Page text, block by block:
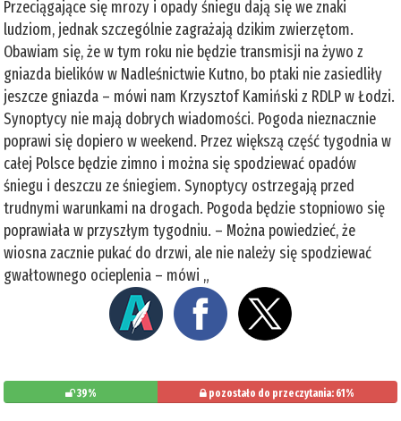
Przeciągające się mrozy i opady śniegu dają się we znaki
ludziom, jednak szczególnie zagrażają dzikim zwierzętom.
Obawiam się, że w tym roku nie będzie transmisji na żywo z
gniazda bielików w Nadleśnictwie Kutno, bo ptaki nie zasiedliły
jeszcze gniazda – mówi nam Krzysztof Kamiński z RDLP w Łodzi.
Synoptycy nie mają dobrych wiadomości. Pogoda nieznacznie
poprawi się dopiero w weekend. Przez większą część tygodnia w
całej Polsce będzie zimno i można się spodziewać opadów
śniegu i deszczu ze śniegiem. Synoptycy ostrzegają przed
trudnymi warunkami na drogach. Pogoda będzie stopniowo się
poprawiała w przyszłym tygodniu. – Można powiedzieć, że
wiosna zacznie pukać do drzwi, ale nie należy się spodziewać
gwałtownego ocieplenia – mówi „
39% pozostało do przeczytania: 61%